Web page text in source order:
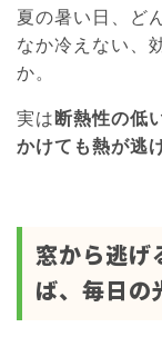
浴室ドア交換
屋根リフォー
外壁リフォ
夏の暑い日、ど
なか冷えない、
か。
実は 断熱性の低
かけても熱が逃
窓から逃げ
ば、毎日の